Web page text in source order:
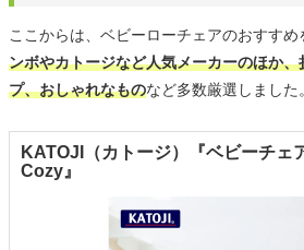
ここからは、ベビーローチェアのおすすめ
ンボやカトージなど人気メーカーのほか
プ、おしゃれなものなど多数厳選しました。
KATOJI（カトージ）『ベビーチェ
Cozy』